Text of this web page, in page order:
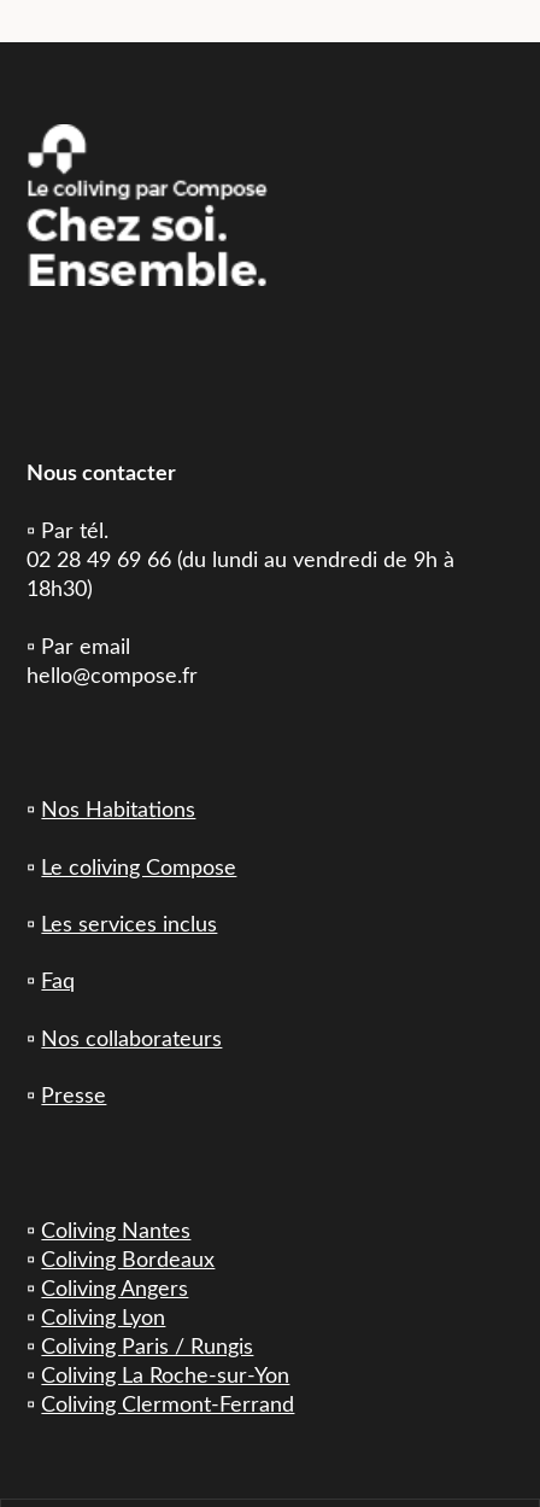
Nous contacter
▫️ Par tél.
02 28 49 69 66 (du lundi au vendredi de 9h à
18h30)
▫️ Par email
hello@compose.fr
▫️ Nos Habitations
▫️ Le coliving Compose
▫️ Les services inclus
▫️ Faq
▫️ Nos collaborateurs
▫️ Presse
▫️Coliving Nantes
▫️Coliving Bordeaux
▫️Coliving Angers
▫️Coliving Lyon
▫️Coliving Paris / Rungis
▫️Coliving La Roche-sur-Yon
▫️Coliving Clermont-Ferrand